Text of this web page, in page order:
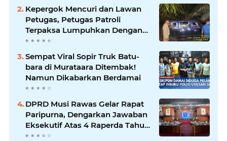
Kepergok Mencuri dan Lawan
Petugas, Petugas Patroli
Terpaksa Lumpuhkan Dengan
Peluru Karet
Sempat Viral Sopir Truk Batu-
bara di Murataara Ditembak!
Namun Dikabarkan Berdamai
DPRD Musi Rawas Gelar Rapat
Paripurna, Dengarkan Jawaban
Eksekutif Atas 4 Raperda Tahun
2026